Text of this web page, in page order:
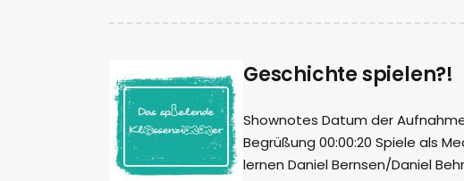
Geschichte spielen?!
Shownotes Datum der Aufnahme:
Begrüßung 00:00:20 Spiele als
lernen Daniel Bernsen/Daniel